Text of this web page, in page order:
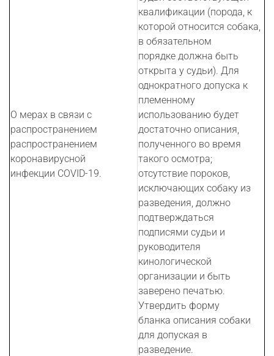
О мерах в связи с
распространением
распространением
коронавирусной
инфекции COVID-19.
квалификации (порода, к
которой относится собака,
в обязательном
порядке должна быть
открыта у судьи). Для
однократного допуска к
племенному
использованию будет
достаточно описания,
полученного во время
такого осмотра;
отсутствие пороков,
исключающих собаку из
разведения, должно
подтверждаться
подписями судьи и
руководителя
кинологической
организации и быть
заверено печатью.
Утвердить форму
бланка описания собаки
для допуская в
разведение.